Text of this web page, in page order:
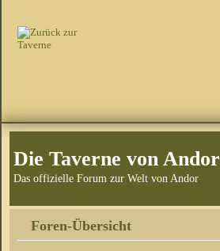
Die Taverne von Andor
Das offizielle Forum zur Welt von Andor
Foren-Übersicht